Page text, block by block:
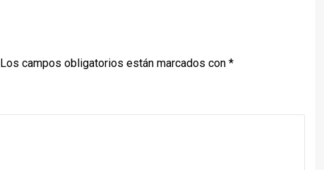
Los campos obligatorios están marcados con *